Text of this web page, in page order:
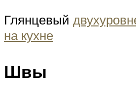
Глянцевый
на кухне
Швы